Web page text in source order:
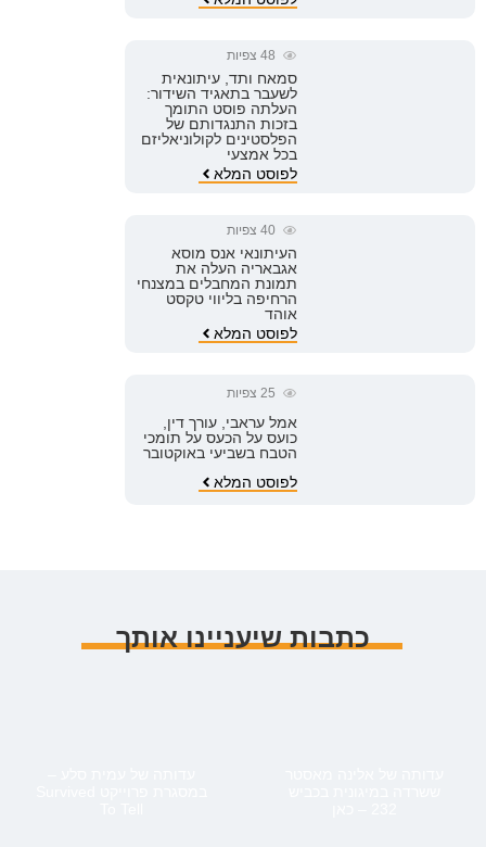
48צפיות
סמאח ותד, עיתונאית
לשעבר בתאגיד השידור:
העלתה פוסט התומך
בזכות התנגדותם של
הפלסטינים לקולוניאליזם
בכל אמצעי
לפוסט המלא
40צפיות
העיתונאי אנס מוסא
אגבאריה העלה את
תמונת המחבלים במצנחי
הרחיפה בליווי טקסט
אוהד
לפוסט המלא
25צפיות
אמל עראבי, עורך דין,
כועס על הכעס על תומכי
הטבח בשביעי באוקטובר
לפוסט המלא
כתבות שיעניינו אותך